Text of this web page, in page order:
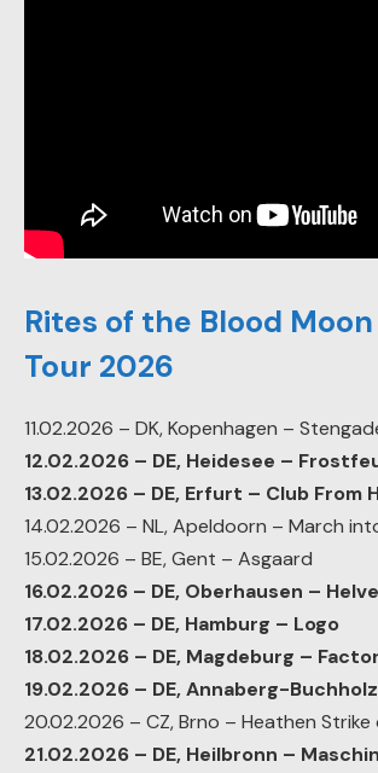
Rites of the Blood
Tour 2026
11.02.2026 – DK, Kopenhagen –
12.02.2026 – DE, Heidesee –
13.02.2026 – DE, Erfurt – Club From
14.02.2026 – NL, Apeldoorn – March
15.02.2026 – BE, Gent – Asgaard
16.02.2026 – DE, Oberhausen –
17.02.2026 – DE, Hamburg – Logo
18.02.2026 – DE, Magdeburg –
19.02.2026 – DE, Annaberg-
20.02.2026 – CZ, Brno – Heathen Strike
21.02.2026 – DE, Heilbronn –